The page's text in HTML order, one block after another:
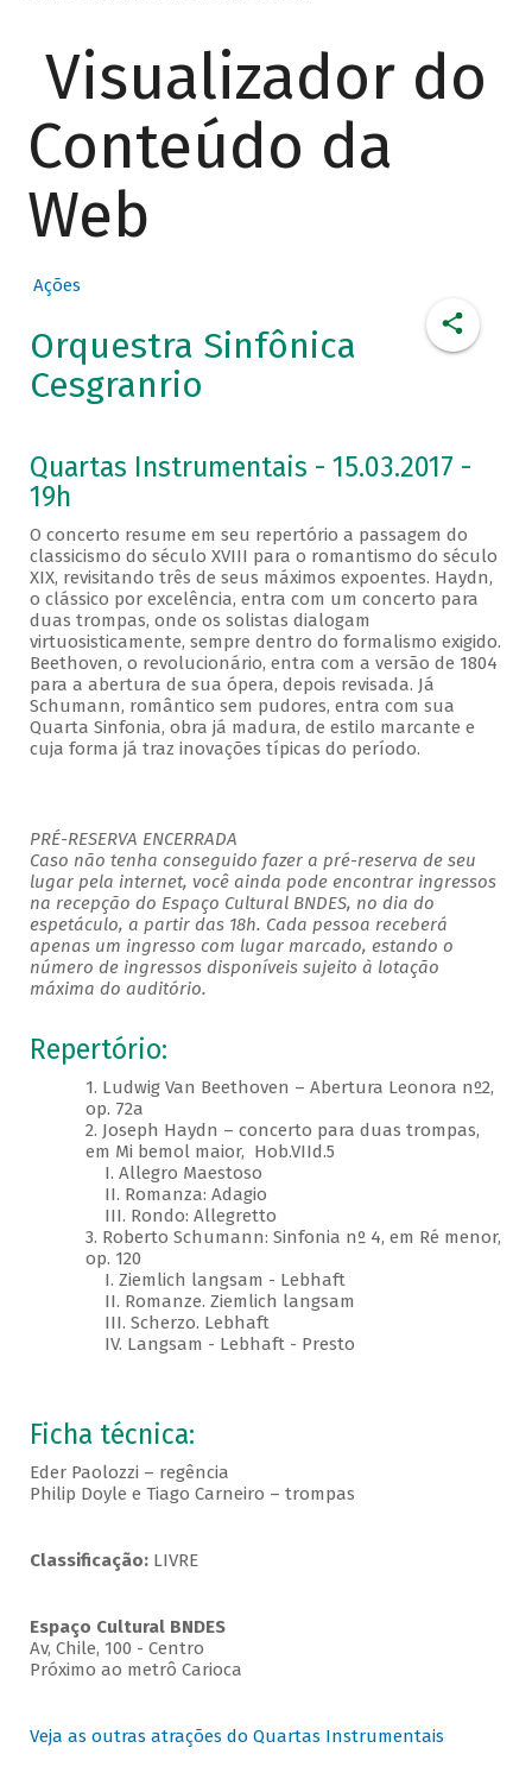
Visualizador do
Conteúdo da
Web
Ações
Orquestra Sinfônica
Cesgranrio
Quartas Instrumentais - 15.03.2017 -
19h
O concerto resume em seu repertório a passagem do
classicismo do século XVIII para o romantismo do século
XIX, revisitando três de seus máximos expoentes. Haydn,
o clássico por excelência, entra com um concerto para
duas trompas, onde os solistas dialogam
virtuosisticamente, sempre dentro do formalismo exigido.
Beethoven, o revolucionário, entra com a versão de 1804
para a abertura de sua ópera, depois revisada. Já
Schumann, romântico sem pudores, entra com sua
Quarta Sinfonia, obra já madura, de estilo marcante e
cuja forma já traz inovações típicas do período.
PRÉ-RESERVA ENCERRADA
Caso não tenha conseguido fazer a pré-reserva de seu
lugar pela internet, você ainda pode encontrar ingressos
na recepção do Espaço Cultural BNDES, no dia do
espetáculo, a partir das 18h. Cada pessoa receberá
apenas um ingresso com lugar marcado, estando o
número de ingressos disponíveis sujeito à lotação
máxima do auditório.
Repertório:
1. Ludwig Van Beethoven – Abertura Leonora nº2,
op. 72a
2. Joseph Haydn – concerto para duas trompas,
em Mi bemol maior, Hob.VIId.5
I. Allegro Maestoso
II. Romanza: Adagio
III. Rondo: Allegretto
3. Roberto Schumann: Sinfonia nº 4, em Ré menor,
op. 120
I. Ziemlich langsam - Lebhaft
II. Romanze. Ziemlich langsam
III. Scherzo. Lebhaft
IV. Langsam - Lebhaft - Presto
Ficha técnica:
Eder Paolozzi – regência
Philip Doyle e Tiago Carneiro – trompas
Classificação:LIVRE
Espaço Cultural BNDES
Av, Chile, 100 - Centro
Próximo ao metrô Carioca
Veja as outras atrações do Quartas Instrumentais